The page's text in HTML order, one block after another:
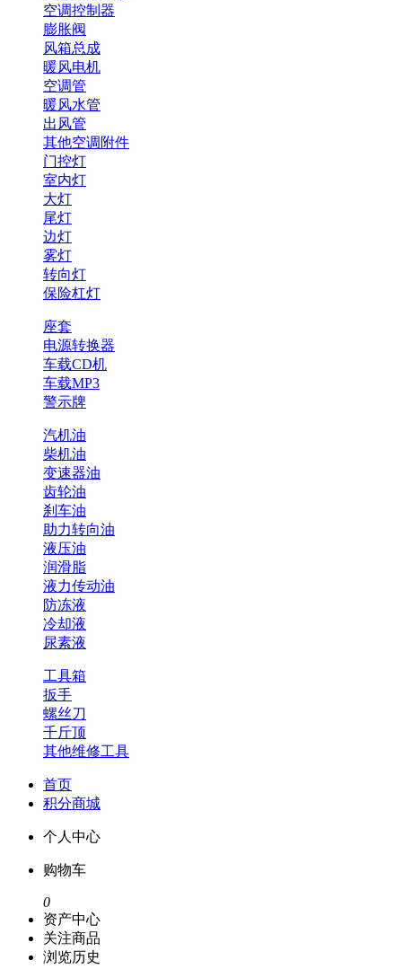
空调控制器
膨胀阀
风箱总成
暖风电机
空调管
暖风水管
出风管
其他空调附件
门控灯
室内灯
大灯
尾灯
边灯
雾灯
转向灯
保险杠灯
座套
电源转换器
车载CD机
车载MP3
警示牌
汽机油
柴机油
变速器油
齿轮油
刹车油
助力转向油
液压油
润滑脂
液力传动油
防冻液
冷却液
尿素液
工具箱
扳手
螺丝刀
千斤顶
其他维修工具
首页
积分商城
个人中心
购物车
0
资产中心
关注商品
浏览历史